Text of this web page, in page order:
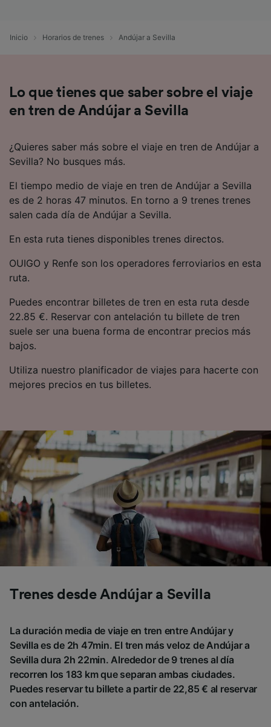
Inicio Horarios de trenes Andújar a Sevilla
Lo que tienes que saber sobre el viaje
en tren de Andújar a Sevilla
¿Quieres saber más sobre el viaje en tren de Andújar a
Sevilla? No busques más.
El tiempo medio de viaje en tren de Andújar a Sevilla
es de 2 horas 47 minutos. En torno a 9 trenes trenes
salen cada día de Andújar a Sevilla.
En esta ruta tienes disponibles trenes directos.
OUIGO y Renfe son los operadores ferroviarios en esta
ruta.
Puedes encontrar billetes de tren en esta ruta desde
22.85 €. Reservar con antelación tu billete de tren
suele ser una buena forma de encontrar precios más
bajos.
Utiliza nuestro planificador de viajes para hacerte con
mejores precios en tus billetes.
Trenes desde Andújar a Sevilla
La duración media de viaje en tren entre Andújar y
Sevilla es de 2h 47min. El tren más veloz de Andújar a
Sevilla dura 2h 22min. Alrededor de 9 trenes al día
recorren los 183 km que separan ambas ciudades.
Puedes reservar tu billete a partir de 22,85 € al reservar
con antelación.
identificación. Almacenar la información en un
dispositivo y/o acceder a ella. Publicidad y
Lista de asociados (proveedores)